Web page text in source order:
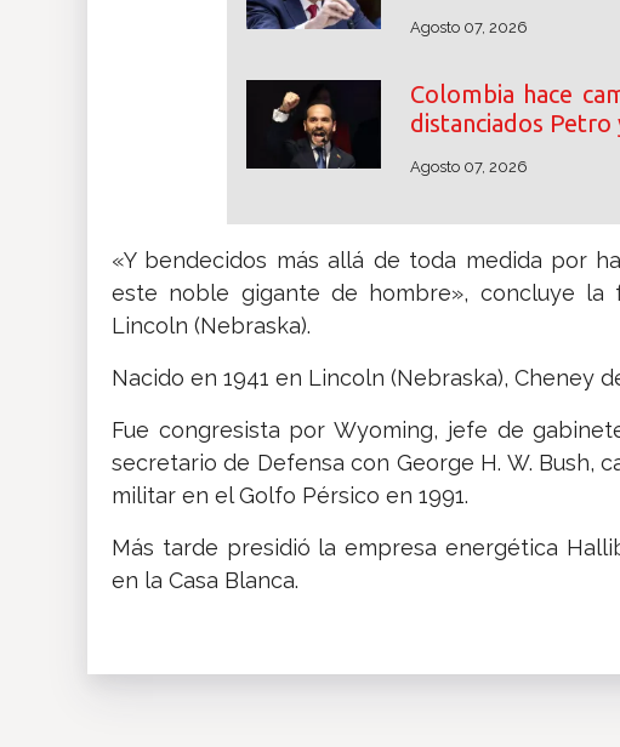
Agosto 07, 2026
Colombia hace
distanciados Petro
Agosto 07, 2026
«Y bendecidos más allá de toda medida por
este noble gigante de hombre», concluye la
Lincoln (Nebraska).
Nacido en 1941 en Lincoln (Nebraska), Cheney
Fue congresista por Wyoming, jefe de
secretario de Defensa con George H. W. Bush,
militar en el Golfo Pérsico en 1991.
Más tarde presidió la empresa energética
en la Casa Blanca.